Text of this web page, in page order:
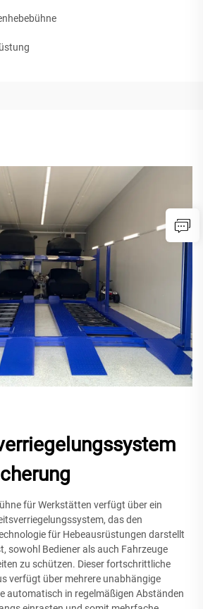
für Werkstätten verfügt über ein
das den
für Hebeausrüstungen darstellt
sowohl Bediener als auch Fahrzeuge
zu schützen. Dieser fortschrittliche
verfügt über mehrere unabhängige
automatisch in regelmäßigen Abständen